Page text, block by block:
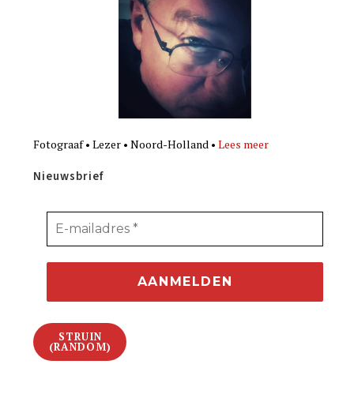
Fotograaf • Lezer • Noord-Holland •Lees meer
Nieuwsbrief
STRUIN
(RANDOM)